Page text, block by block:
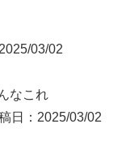
03/02
なこれ
日：2025/03/02